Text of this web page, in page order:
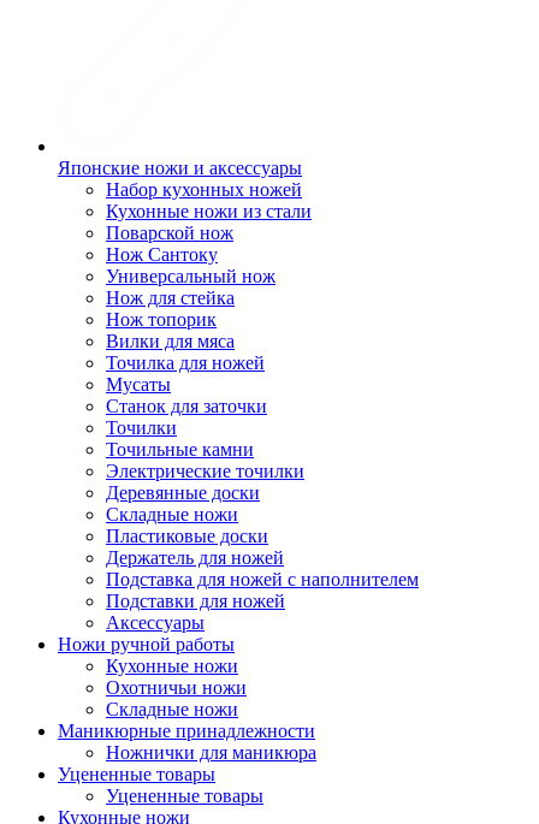
Японские ножи и аксессуары
Набор кухонных ножей
Кухонные ножи из стали
Поварской нож
Нож Сантоку
Универсальный нож
Нож для стейка
Нож топорик
Вилки для мяса
Точилка для ножей
Мусаты
Станок для заточки
Точилки
Точильные камни
Электрические точилки
Деревянные доски
Складные ножи
Пластиковые доски
Держатель для ножей
Подставка для ножей с наполнителем
Подставки для ножей
Аксессуары
Ножи ручной работы
Кухонные ножи
Охотничьи ножи
Складные ножи
Маникюрные принадлежности
Ножнички для маникюра
Уцененные товары
Уцененные товары
Кухонные ножи